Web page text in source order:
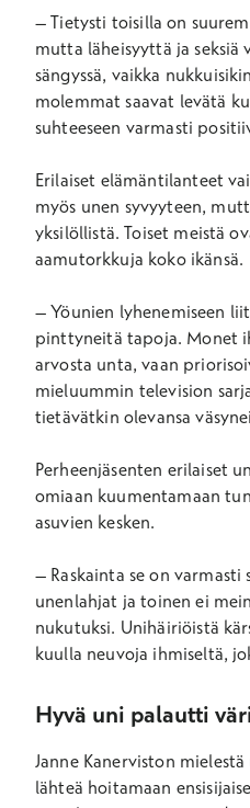
– Tietysti toisilla on
mutta läheisyyttä ja seksiä
sängyssä, vaikka
molemmat saavat levätä
suhteeseen varmasti
Erilaiset elämäntilanteet
myös unen syvyyteen,
yksilöllistä. Toiset meistä
aamutorkkuja koko ikänsä.
– Yöunien lyhenemiseen
pinttyneitä tapoja. Monet
arvosta unta, vaan
mieluummin television
tietävätkin olevansa
Perheenjäsenten erilaiset
omiaan kuumentamaan
asuvien kesken.
– Raskainta se on
unenlahjat ja toinen ei
nukutuksi. Unihäiriöistä
kuulla neuvoja ihmiseltä,
Hyvä uni palautti
Janne Kanerviston
lähteä hoitamaan